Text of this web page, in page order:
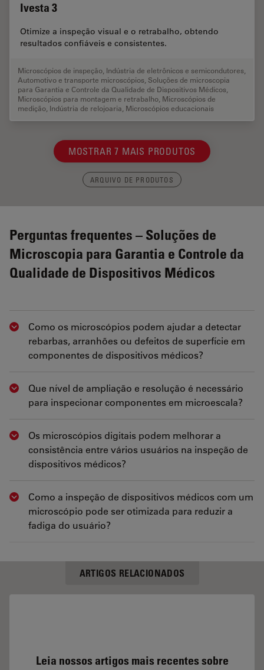
Ivesta 3
Otimize a inspeção visual e o retrabalho, obtendo
resultados confiáveis e consistentes.
Microscópios de inspeção Indústria de eletrônicos e semicondutores
Automotivo e transporte microscópios Soluções de microscopia
para Garantia e Controle da Qualidade de Dispositivos Médicos
Microscópios para montagem e retrabalho Microscópios de
medição Indústria de relojoaria Microscópios educacionais
MOSTRAR 7 MAIS PRODUTOS
ARQUIVO DE PRODUTOS
Perguntas frequentes – Soluções de
Microscopia para Garantia e Controle da
Qualidade de Dispositivos Médicos
Show answer
Como os microscópios podem ajudar a detectar
rebarbas, arranhões ou defeitos de superfície em
componentes de dispositivos médicos?
Show answer
Que nível de ampliação e resolução é necessário
para inspecionar componentes em microescala?
Show answer
Os microscópios digitais podem melhorar a
consistência entre vários usuários na inspeção de
dispositivos médicos?
Show answer
Como a inspeção de dispositivos médicos com um
microscópio pode ser otimizada para reduzir a
fadiga do usuário?
ARTIGOS RELACIONADOS
Leia nossos artigos mais recentes sobre